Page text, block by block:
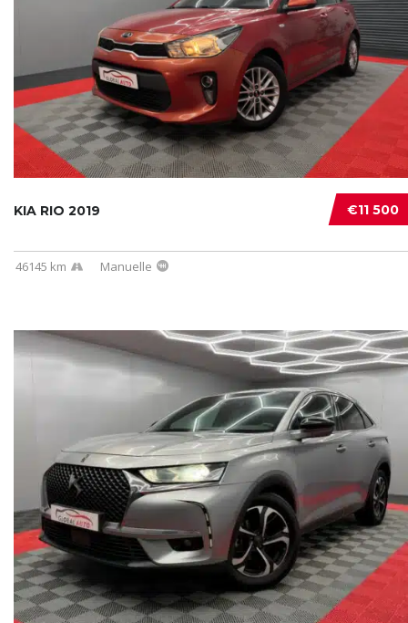
€11 500
KIA RIO 2019
46145 km Manuelle